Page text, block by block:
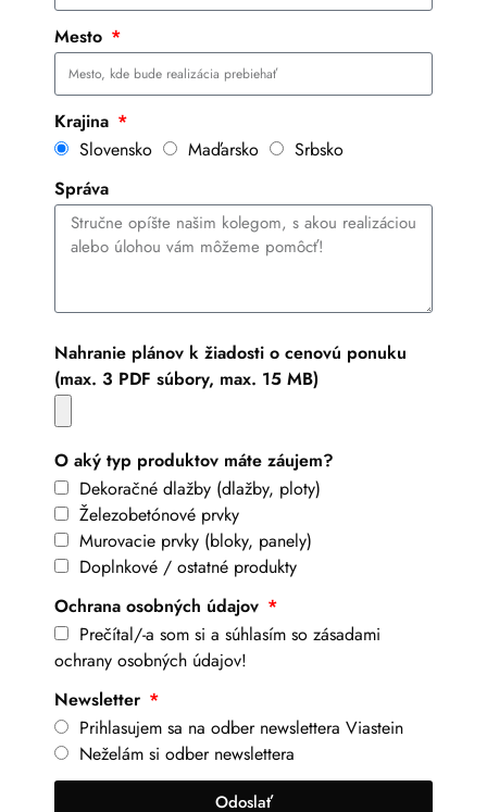
Mesto
Krajina
Slovensko
Maďarsko
Srbsko
Správa
Nahranie plánov k žiadosti o cenovú ponuku
(max. 3 PDF súbory, max. 15 MB)
O aký typ produktov máte záujem?
Dekoračné dlažby (dlažby, ploty)
Železobetónové prvky
Murovacie prvky (bloky, panely)
Doplnkové / ostatné produkty
Ochrana osobných údajov
Prečítal/-a som si a súhlasím so zásadami
ochrany osobných údajov!
Newsletter
Prihlasujem sa na odber newslettera Viastein
Neželám si odber newslettera
Odoslať